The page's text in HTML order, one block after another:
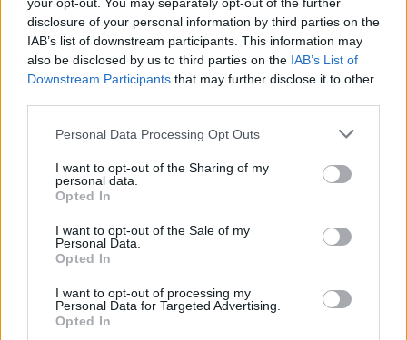
disclosure of your personal information by third parties on the
IAB’s list of downstream participants. This information may
also be disclosed by us to third parties on the IAB’s List of
Downstream Participants that may further disclose it to other
Please note that this website/app uses one or more Google
not limited to your visit or usage behaviour. You may click to
grant or deny consent to Google and its third-party tags to
use your data for below specified purposes in below Google
consent section.
Personal Data Processing Opt Outs
I want to opt-out of the Sharing of my
personal data.
Opted In
I want to opt-out of the Sale of my
Personal Data.
Opted In
I want to opt-out of processing my
Personal Data for Targeted Advertising.
Opted In
ΓΝΩΜΕΣ
ΠΕΝΥ ΡΟΝΤΟΓΙΑΝΝΗ
11/03/2026
Από την Περούτζια του 2000
Παναθηναϊκού με την